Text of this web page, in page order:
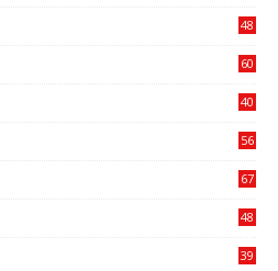
48
60
40
56
67
48
39